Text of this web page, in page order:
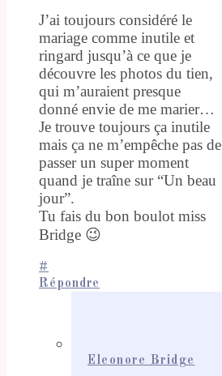
J’ai toujours considéré le
mariage comme inutile et
ringard jusqu’à ce que je
découvre les photos du tien,
qui m’auraient presque
donné envie de me marier…
Je trouve toujours ça inutile
mais ça ne m’empêche pas de
passer un super moment
quand je traîne sur “Un beau
jour”.
Tu fais du bon boulot miss
Bridge 😉
#
Répondre
Eleonore Bridge